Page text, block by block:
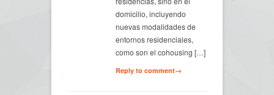
domicilio, incluyendo
nuevas modalidades de
entornos residenciales,
como son el cohousing […]
Reply to comment→